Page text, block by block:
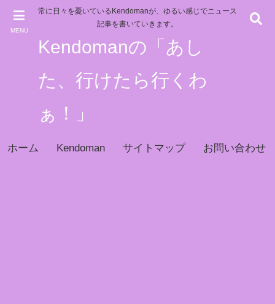
MENU
常に日々を憂いているKendomanが、ゆるい感じでニュース
記事を書いていきます。
Kendomanの「あし
た、行けたら行くわ
ぁ！」
ホーム Kendoman サイトマップ お問い合わせ